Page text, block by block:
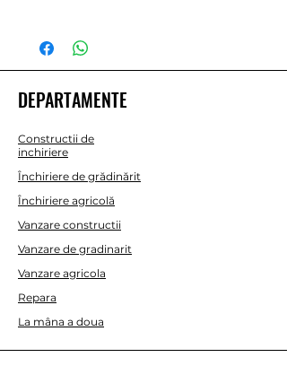
1,1 CP 25,4 cmc
Lungime
2,25 m
Wabbro
Greutate
7 kg
DEPARTAMENTE
Constructii de
inchiriere
Închiriere de grădinărit
Închiriere agricolă
Vanzare constructii
Vanzare de gradinarit
Vanzare agricola
Repara
La mâna a doua